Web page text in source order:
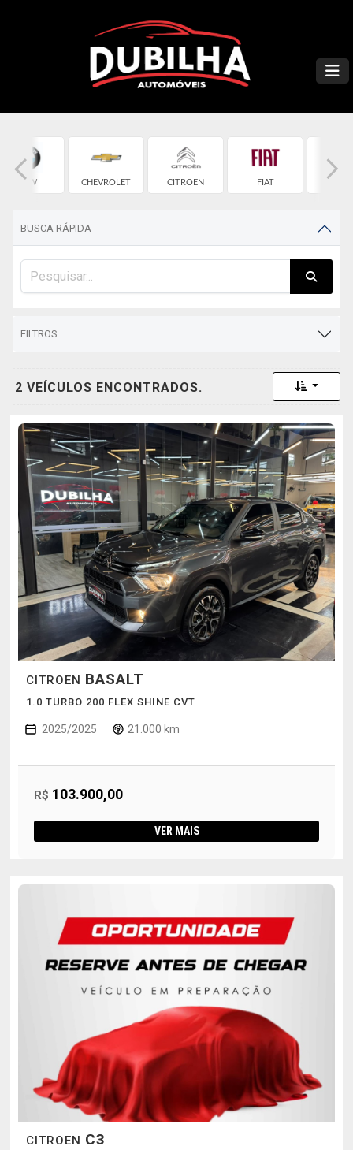
BMW CHEVROLET CITROEN FIAT
BUSCA RÁPIDA
FILTROS
2 VEÍCULOS ENCONTRADOS. Toggle
CITROEN BASALT
1.0 TURBO 200 FLEX SHINE CVT
2025/2025 21.000 km
R$ 103.900,00
VER MAIS
CITROEN C3